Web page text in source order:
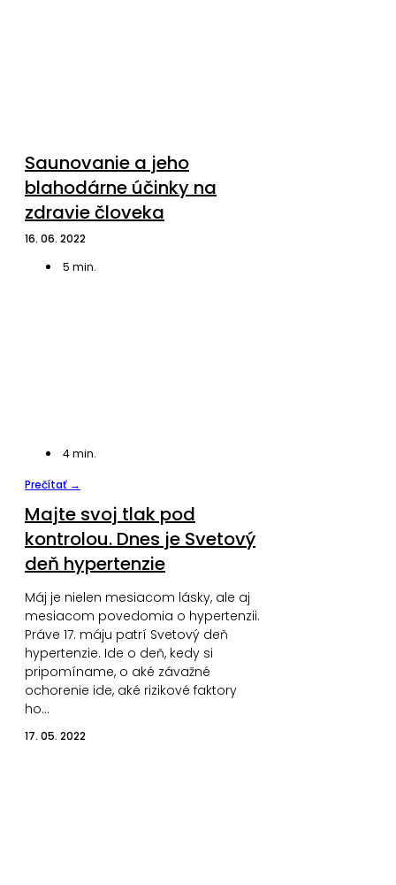
Saunovanie a jeho
blahodárne účinky na
zdravie človeka
16. 06. 2022
5 min.
4min.
Prečítať →
Majte svoj tlak pod
kontrolou. Dnes je Svetový
deň hypertenzie
Máj je nielen mesiacom lásky, ale aj
mesiacom povedomia o hypertenzii.
Práve 17. máju patrí Svetový deň
hypertenzie. Ide o deň, kedy si
pripomíname, o aké závažné
ochorenie ide, aké rizikové faktory
ho…
17. 05. 2022